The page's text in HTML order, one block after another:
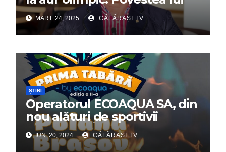
Dumitru Chirilă
MART. 24, 2025 CĂLĂRAȘI TV
ȘTIRI
Operatorul ECOAQUA SA, din
nou alături de sportivii
călărășeni. Începe „Prima
Tabără”!
IUN. 20, 2024 CĂLĂRAȘI TV